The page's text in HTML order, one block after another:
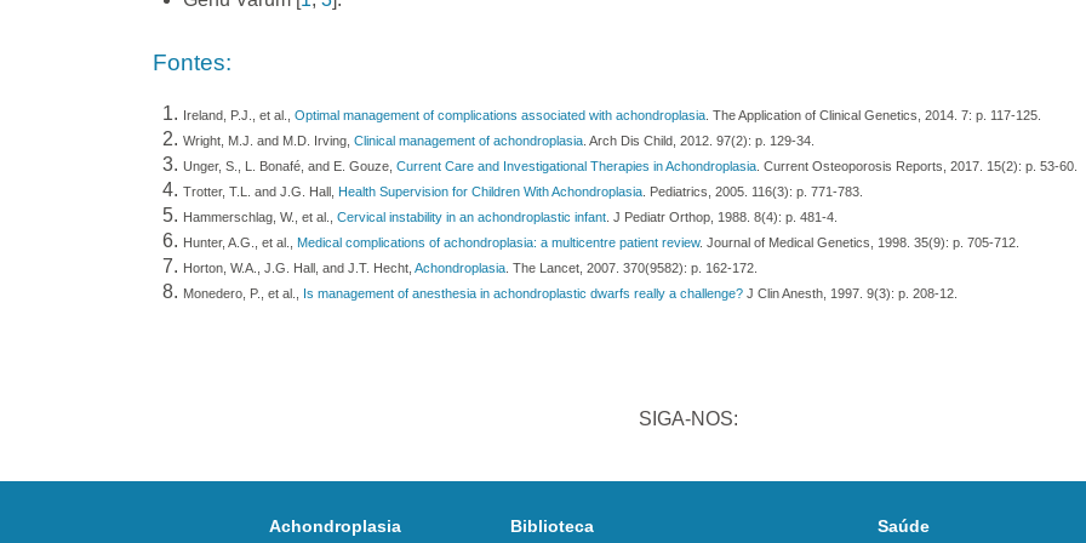
Fontes:
Ireland, P.J., et al., Optimal management of complications associated with achondroplasia . The Application of Clinical Genetics, 2014. 7: p. 117-125.
Wright, M.J. and M.D. Irving, Clinical management of achondroplasia . Arch Dis Child, 2012. 97(2): p. 129-34.
Unger, S., L. Bonafé, and E. Gouze, Current Care and Investigational Therapies in Achondroplasia . Current Osteoporosis Reports, 2017. 15(2): p. 53-60.
Trotter, T.L. and J.G. Hall, Health Supervision for Children With Achondroplasia . Pediatrics, 2005. 116(3): p. 771-783.
Hammerschlag, W., et al., Cervical instability in an achondroplastic infant . J Pediatr Orthop, 1988. 8(4): p. 481-4.
Hunter, A.G., et al., Medical complications of achondroplasia: a multicentre patient review. Journal of Medical Genetics, 1998. 35(9): p. 705-712.
Horton, W.A., J.G. Hall, and J.T. Hecht, Achondroplasia . The Lancet, 2007. 370(9582): p. 162-172.
Monedero, P., et al., Is management of anesthesia in achondroplastic dwarfs really a challenge? J Clin Anesth, 1997. 9(3): p. 208-12.
SIGA-NOS:
Achondroplasia Biblioteca Saúde